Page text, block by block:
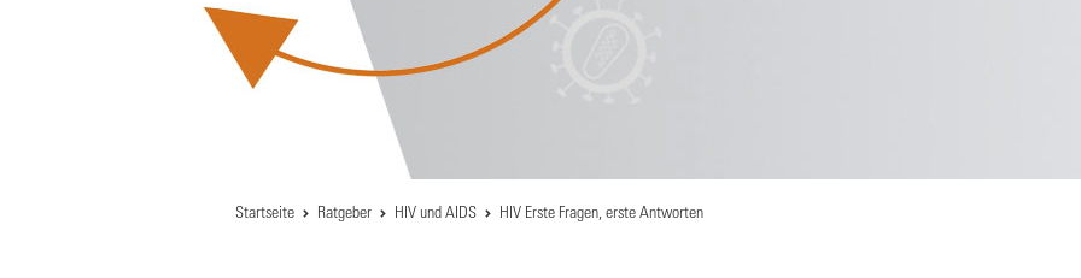
Startseite Ratgeber HIV und AIDS HIV Erste Fragen, erste Antworten